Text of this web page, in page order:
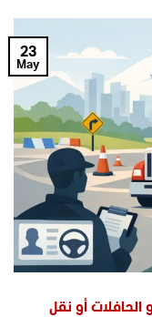
23
May
أو نقل